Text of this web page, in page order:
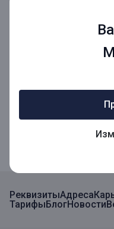
РеквизитыАдреса
ТарифыБлогНовости
Мы в
Мобильное